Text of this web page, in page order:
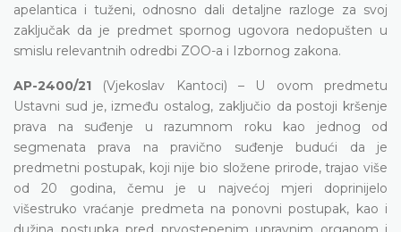
apelantica i tuženi, odnosno dali detaljne razloge za svoj
zaključak da je predmet spornog ugovora nedopušten u
smislu relevantnih odredbi ZOO-a i Izbornog zakona.
AP-2400/21 (Vjekoslav Kantoci) – U ovom predmetu
Ustavni sud je, između ostalog, zaključio da postoji kršenje
prava na suđenje u razumnom roku kao jednog od
segmenata prava na pravično suđenje budući da je
predmetni postupak, koji nije bio složene prirode, trajao više
od 20 godina, čemu je u najvećoj mjeri doprinijelo
višestruko vraćanje predmeta na ponovni postupak, kao i